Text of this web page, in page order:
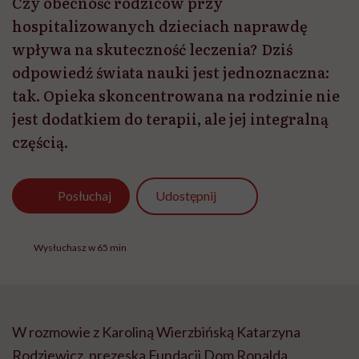
hospitalizowanych dzieciach naprawdę
wpływa na skuteczność leczenia? Dziś
odpowiedź świata nauki jest jednoznaczna:
tak. Opieka skoncentrowana na rodzinie nie
jest dodatkiem do terapii, ale jej integralną
częścią.
Posłuchaj Udostępnij
Wysłuchasz w 65 min
W rozmowie z Karoliną Wierzbińską Katarzyna
Rodziewicz, prezeska Fundacji Dom Ronalda